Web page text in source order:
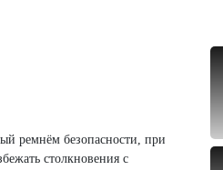
ремнём безопасности, при
столкновения с